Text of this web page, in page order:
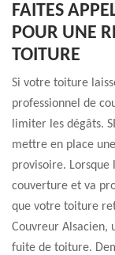
FAITES
POUR UNE
TOITURE
Si votre toiture
professionnel de
limiter les dégâts.
mettre en place
provisoire.
couverture et va
que votre toiture
Couvreur Alsacien,
fuite de toiture.